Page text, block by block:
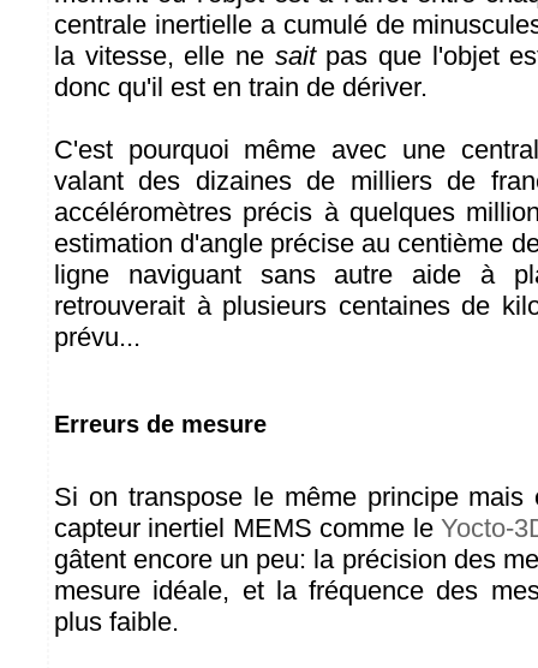
centrale inertielle a cumulé de
la vitesse, elle ne saitpas que l'objet
donc qu'il est en train de dériver.
C'est pourquoi même avec une
valant des dizaines de milliers de
accéléromètres précis à quelques
estimation d'angle précise au centième
ligne naviguant sans autre aide à
retrouverait à plusieurs centaines de
prévu...
Erreurs de mesure
Si on transpose le même principe mais
capteur inertiel MEMS comme le Yocto-
gâtent encore un peu: la précision des
mesure idéale, et la fréquence des
plus faible.